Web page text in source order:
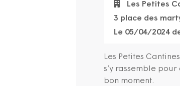
Les Petites
3 place des
Le 05/04/2024
Les Petites
s’y rassemble
bon moment.